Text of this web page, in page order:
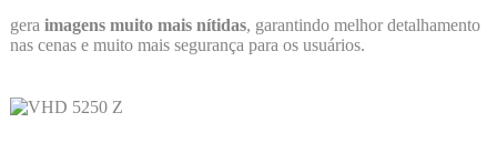
gera imagens muito mais nítidas, garantindo melhor detalhamento
nas cenas e muito mais segurança para os usuários.